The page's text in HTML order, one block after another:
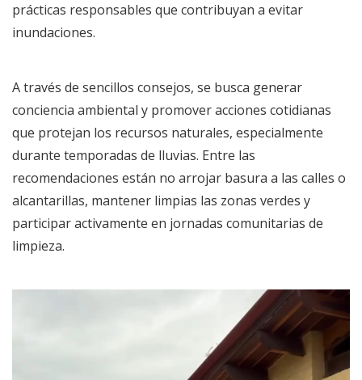
prácticas responsables que contribuyan a evitar
inundaciones.
A través de sencillos consejos, se busca generar
conciencia ambiental y promover acciones cotidianas
que protejan los recursos naturales, especialmente
durante temporadas de lluvias. Entre las
recomendaciones están no arrojar basura a las calles o
alcantarillas, mantener limpias las zonas verdes y
participar activamente en jornadas comunitarias de
limpieza.